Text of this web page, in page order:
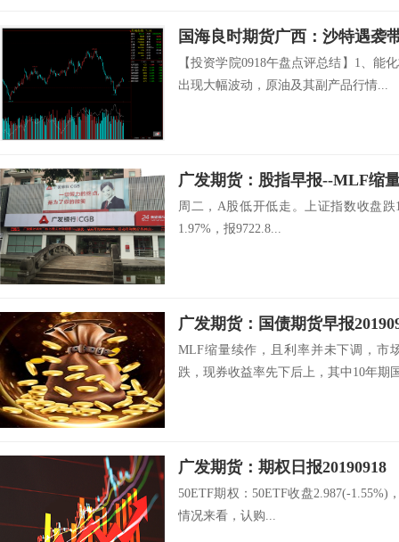
【投资学院0918午盘点评总结】1、能
出现大幅波动，原油及其副产品行情...
周二，A股低开低走。上证指数收盘跌
1.97%，报9722.8...
MLF缩量续作，且利率并未下调，市
跌，现券收益率先下后上，其中10年期
广发期货：期权日报20190918
50ETF期权：50ETF收盘2.987(-
情况来看，认购...